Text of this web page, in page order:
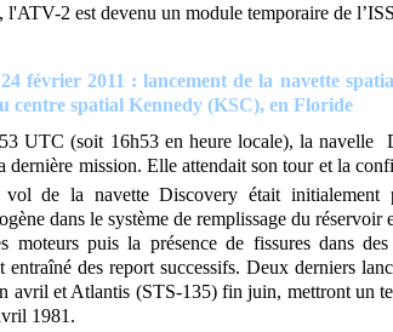
l'ATV-2 est devenu un module temporaire de
février 2011 : lancement de la navette
centre spatial Kennedy (KSC), en Floride
UTC (soit 16h53 en heure locale), la navelle
dernière mission. Elle attendait son tour et la
vol de la navette Discovery était initialement
dans le système de remplissage du réservoir
moteurs puis la présence de fissures dans
entraîné des report successifs. Deux derniers
avril et Atlantis (STS-135) fin juin, mettront un
1981.